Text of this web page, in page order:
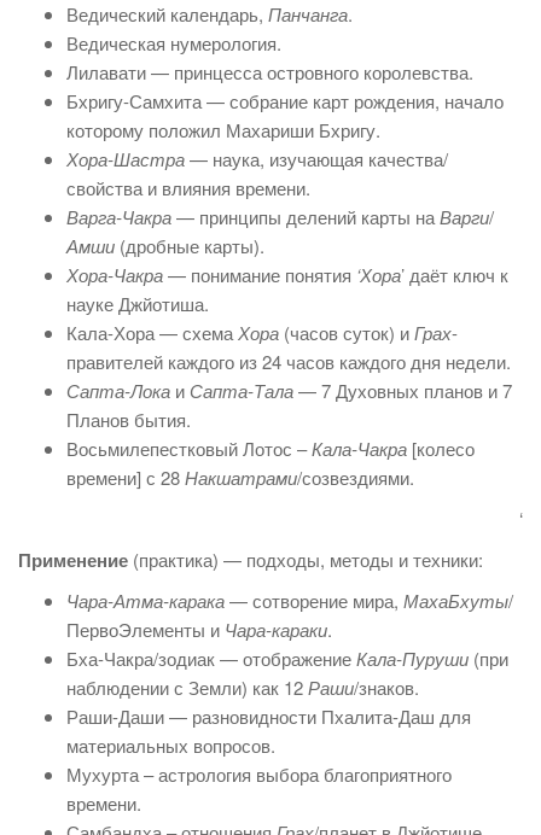
Ведический календарь, Панчанга.
Ведическая нумерология.
Лилавати — принцесса островного королевства.
Бхригу-Самхита — собрание карт рождения, начало
которому положил Махариши Бхригу.
Хора-Шастра— наука, изучающая качества/
свойства и влияния времени.
Варга-Чакра— принципы делений карты наВарги/
Амши (дробные карты).
Хора-Чакра— понимание понятия ‘Хора’ даёт ключ к
науке Джйотиша.
Кала-Хора — схема Хора (часов суток) иГрах-
правителей каждого из 24 часов каждого дня недели.
Сапта-Лока и Сапта-Тала— 7 Духовных планов и 7
Планов бытия.
Восьмилепестковый Лотос –Кала-Чакра [колесо
времени] с 28Накшатрами/созвездиями.
‘
Применение (практика) — подходы, методы и техники:
Чара-Атма-карака— сотворение мира, МахаБхуты/
ПервоЭлементы и Чара-караки.
Бха-Чакра/зодиак — отображениеКала-Пуруши (при
наблюдении с Земли) как 12Раши/знаков.
Раши-Даши — разновидности Пхалита-Даш для
материальных вопросов.
Мухурта – астрология выбора благоприятного
времени.